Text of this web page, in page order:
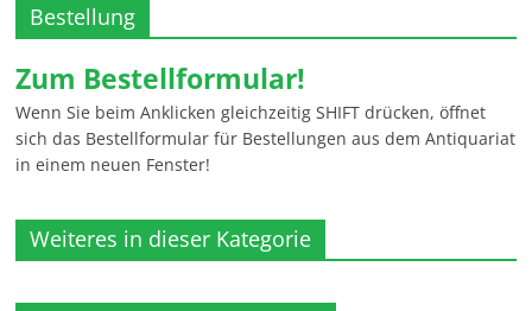
Bestellung
Zum Bestellformular!
Wenn Sie beim Anklicken gleichzeitig SHIFT drücken, öffnet
sich das Bestellformular für Bestellungen aus dem Antiquariat
in einem neuen Fenster!
Weiteres in dieser Kategorie